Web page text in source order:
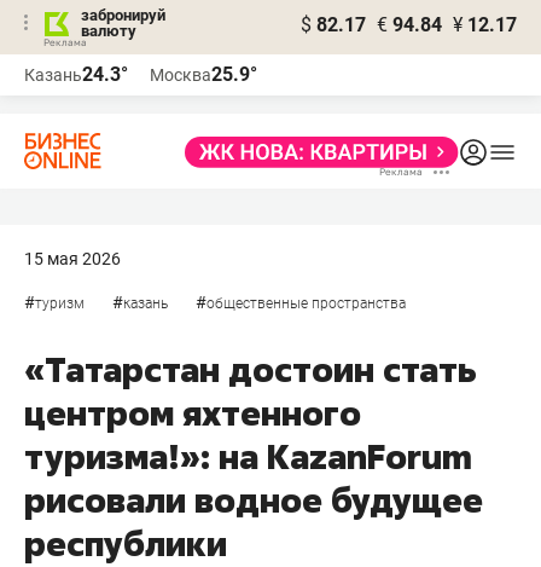
забронируй
валюту
$ 82.17 € 94.84 ¥ 12.17
Казань24.3° Москва25.9°
15 мая 2026
#туризм #казань #общественные пространства
«Татарстан достоин стать
центром яхтенного
туризма!»: на KazanForum
рисовали водное будущее
республики